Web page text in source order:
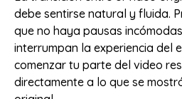
debe sentirse natural y fluida.
que no haya pausas
interrumpan la experiencia del
comenzar tu parte del video
directamente a lo que se